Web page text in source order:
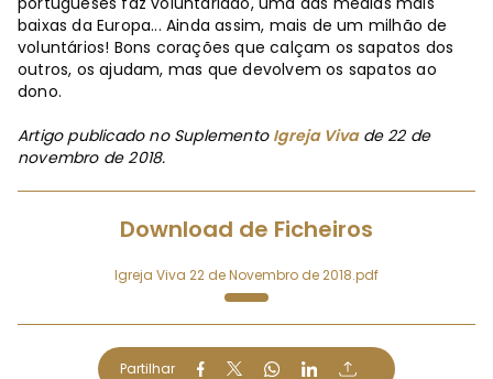
baixas da Europa... Ainda assim, mais de um milhão de
voluntários! Bons corações que calçam os sapatos dos
outros, os ajudam, mas que devolvem os sapatos ao
dono.
Artigo publicado no Suplemento Igreja Vivade 22 de
novembro de 2018.
Download de Ficheiros
Igreja Viva 22 de Novembro de 2018.pdf
Partilhar